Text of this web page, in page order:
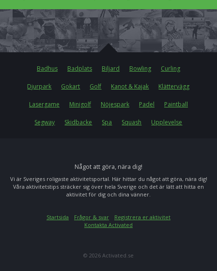
Badhus Badplats Biljard Bowling Curling
Djurpark Gokart Golf Kanot & Kajak Klättervägg
Lasergame Minigolf Nöjespark Padel Paintball
Segway Skidbacke Spa Squash Upplevelse
Något att göra, nära dig!
Vi är Sveriges roligaste aktivitetsportal. Här hittar du något att göra, nära dig!
Våra aktivitetstips sträcker sig över hela Sverige och det är lätt att hitta en
aktivitet för dig och dina vänner.
Startsida Frågor & svar
Registrera er aktivitet
Kontakta Activated
© 2026 Activated.se